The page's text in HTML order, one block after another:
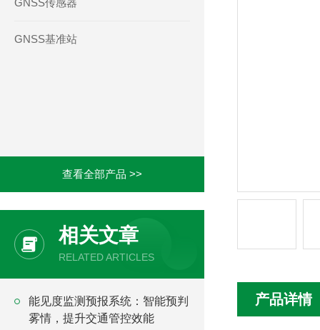
GNSS传感器
GNSS基准站
查看全部产品 >>
相关文章
RELATED ARTICLES
能见度监测预报系统：智能预判
雾情，提升交通管控效能
产品详情